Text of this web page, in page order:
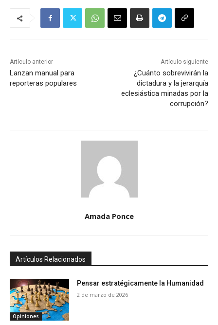
Artículo anterior
Lanzan manual para
reporteras populares
Artículo siguiente
¿Cuánto sobrevivirán la
dictadura y la jerarquía
eclesiástica minadas por la
corrupción?
Amada Ponce
Artículos Relacionados
Opiniones
Pensar estratégicamente la Humanidad
2 de marzo de 2026